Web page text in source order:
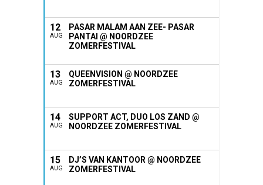
12
AUG
PASAR MALAM AAN ZEE- PASAR
PANTAI @ NOORDZEE
ZOMERFESTIVAL
13
AUG
QUEENVISION @ NOORDZEE
ZOMERFESTIVAL
14
AUG
SUPPORT ACT, DUO LOS ZAND @
NOORDZEE ZOMERFESTIVAL
15
AUG
DJ’S VAN KANTOOR @ NOORDZEE
ZOMERFESTIVAL